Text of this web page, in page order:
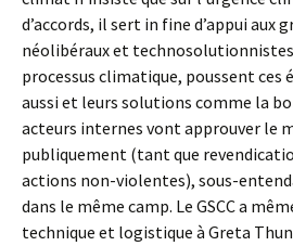
d’accords, il sert in fine d’appui aux
néolibéraux et technosolutionnistes
processus climatique, poussent ces
aussi et leurs solutions comme la
acteurs internes vont approuver le
publiquement (tant que
actions non-violentes), sous-
dans le même camp. Le GSCC a
technique et logistique à Greta